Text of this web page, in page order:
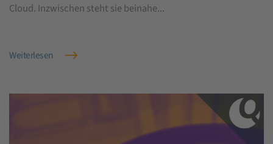
Cloud. Inzwischen steht sie beinahe...
Weiterlesen